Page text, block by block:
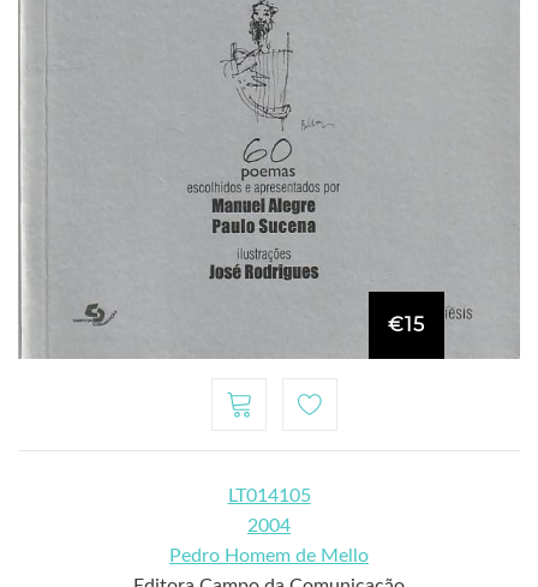
€15
LT014105
2004
Pedro Homem de Mello